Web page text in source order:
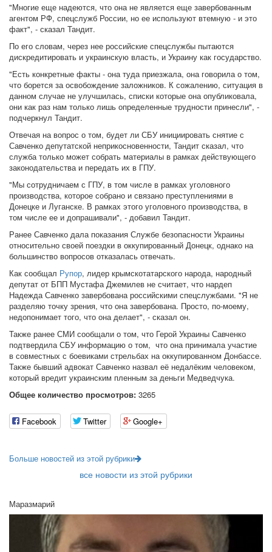
"Многие еще надеются, что она не является еще завербованным
агентом РФ, спецслужб России, но ее используют втемную - и это
факт", - сказал Тандит.
По его словам, через нее российские спецслужбы пытаются
дискредитировать и украинскую власть, и Украину как государство.
"Есть конкретные факты - она туда приезжала, она говорила о том,
что борется за освобождение заложников. К сожалению, ситуация в
данном случае не улучшилась, списки которые она опубликовала,
они как раз нам только лишь определенные трудности принесли", -
подчеркнул Тандит.
Отвечая на вопрос о том, будет ли СБУ инициировать снятие с
Савченко депутатской неприкосновенности, Тандит сказал, что
служба только может собрать материалы в рамках действующего
законодательства и передать их в ГПУ.
"Мы сотрудничаем с ГПУ, в том числе в рамках уголовного
производства, которое собрано и связано преступлениями в
Донецке и Луганске. В рамках этого уголовного производства, в
том числе ее и допрашивали", - добавил Тандит.
Ранее Савченко дала показания Службе безопасности Украины
относительно своей поездки в оккупированный Донецк, однако на
большинство вопросов отказалась отвечать.
Как сообщал Рупор, лидер крымскотатарского народа, народный
депутат от БПП Мустафа Джемилев не считает, что нардеп
Надежда Савченко завербована российскими спецслужбами. "Я не
разделяю точку зрения, что она завербована. Просто, по-моему,
недопонимает того, что она делает", - сказал он.
Также ранее СМИ сообщали о том, что Герой Украины Савченко
подтвердила СБУ информацию о том, что она принимала участие
в совместных с боевиками стрельбах на оккупированном Донбассе.
Также бывший адвокат Савченко назвал её недалёким человеком,
который вредит украинским пленным за деньги Медведчука.
Общее количество просмотров: 3265
Facebook Twitter Google+
Больше новостей из этой рубрики
все новости из этой рубрики
Маразмарий